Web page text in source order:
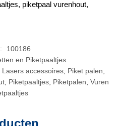
, piketpaal vurenhout,
100186
en Piketpaaltjes
Lasers accessoires Piket palen
, Piketpaaltjes, Piketpalen Vuren